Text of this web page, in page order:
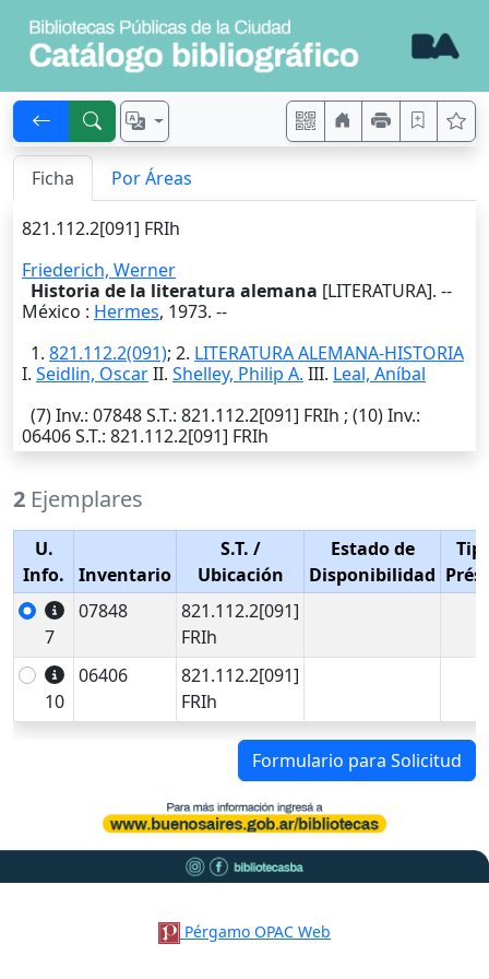
Ficha Por Áreas
821.112.2[091] FRIh
Friederich, Werner
Historia de la literatura alemana [LITERATURA]. --
México : Hermes, 1973. --
1. 821.112.2(091); 2. LITERATURA ALEMANA-HISTORIA
I. Seidlin, OscarII. Shelley, Philip A. III. Leal, Aníbal
(7)Inv.: 07848S.T.: 821.112.2[091] FRIh ; (10)Inv.:
06406S.T.: 821.112.2[091] FRIh
2 Ejemplares
U.
Info.
Inventario
S.T. /
Ubicación
Estado de
Disponibilidad
7
07848
821.112.2[091]
FRIh
10
06406
821.112.2[091]
FRIh
Formulario para Solicitud
Pérgamo OPAC Web